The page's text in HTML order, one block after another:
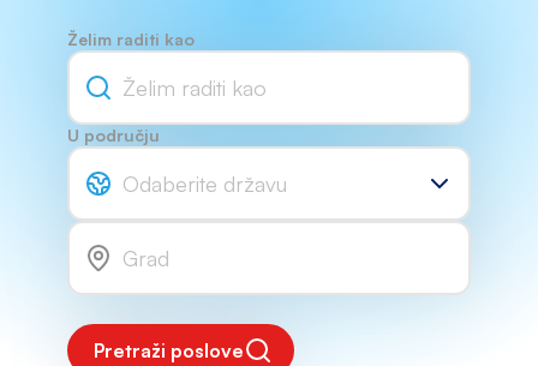
Želim raditi kao
U području
Odaberite državu
Pretraži poslove